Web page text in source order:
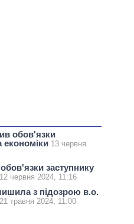
обов'язки
економіки 13 червня
заступнику
12 червня 2024, 11:16
з підозрою в.о.
21 травня 2024, 11:00